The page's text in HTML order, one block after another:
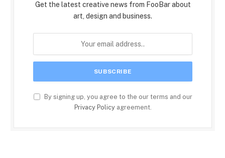
Get the latest creative news from FooBar about
art, design and business.
By signing up, you agree to the our terms and our
Privacy Policyagreement.